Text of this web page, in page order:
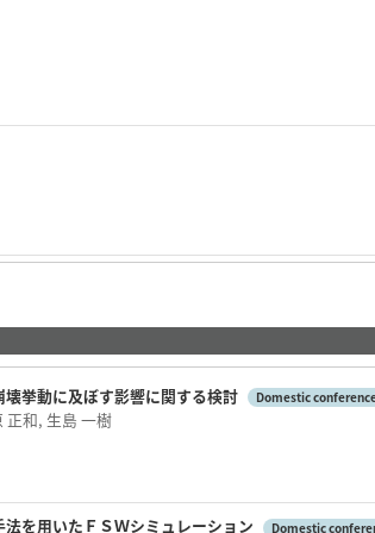
挙動に及ぼす影響に関する検討 Domestic
和, 生島 一樹
を用いたＦＳＷシミュレーション Domestic